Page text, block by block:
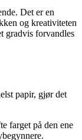
Det er en
og kreativiteten
gradvis forvandles
papir, gjør det
farget på den ene